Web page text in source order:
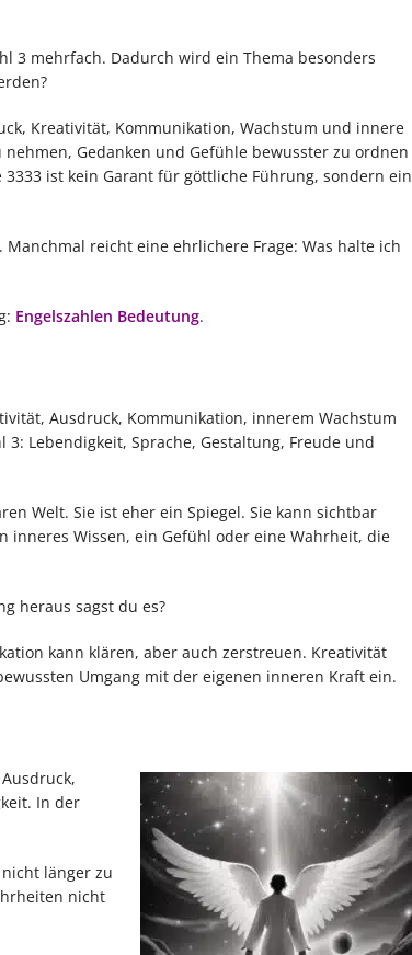
3 mehrfach. Dadurch wird ein Thema besonders
Kreativität, Kommunikation, Wachstum und innere
Gedanken und Gefühle bewusster zu ordnen
ist kein Garant für göttliche Führung, sondern ein
reicht eine ehrlichere Frage: Was halte ich
Engelszahlen Bedeutung.
Ausdruck, Kommunikation, innerem Wachstum
Lebendigkeit, Sprache, Gestaltung, Freude und
Welt. Sie ist eher ein Spiegel. Sie kann sichtbar
inneres Wissen, ein Gefühl oder eine Wahrheit, die
heraus sagst du es?
kann klären, aber auch zerstreuen. Kreativität
Umgang mit der eigenen inneren Kraft ein.
In der
länger zu
nicht